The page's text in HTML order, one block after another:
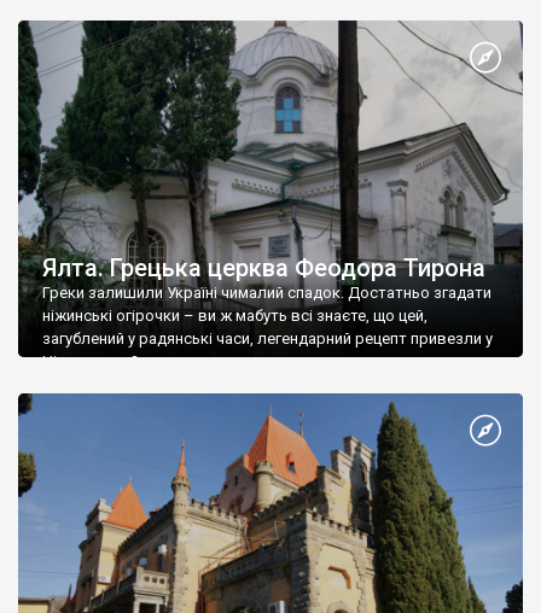
Ялта. Грецька церква Феодора Тирона
Греки залишили Україні чималий спадок. Достатньо згадати
ніжинські огірочки – ви ж мабуть всі знаєте, що цей,
загублений у радянські часи, легендарний рецепт привезли у
Ніжин греки?